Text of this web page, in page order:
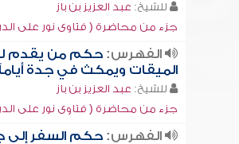
للشيخ: عبد العزيز بن باز
جزء من محاضرة ( فتاوى نور على الدرب
الفهرس:حكم من يقدم
الميقات ويمكث في جدة
للشيخ: عبد العزيز بن باز
جزء من محاضرة ( فتاوى نور على الدرب
الفهرس:حكم السفر إلى